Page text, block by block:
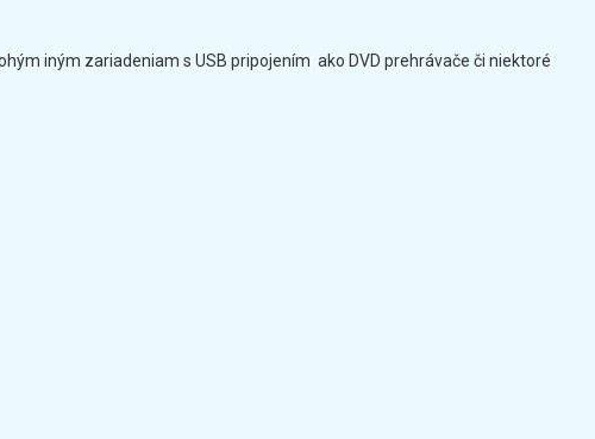
iným zariadeniam s USB pripojením ako DVD prehrávače či niektoré